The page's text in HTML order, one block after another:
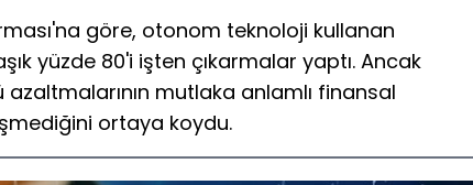
göre, otonom teknoloji kullanan
yüzde 80'i işten çıkarmalar yaptı. Ancak
azaltmalarının mutlaka anlamlı finansal
ortaya koydu.